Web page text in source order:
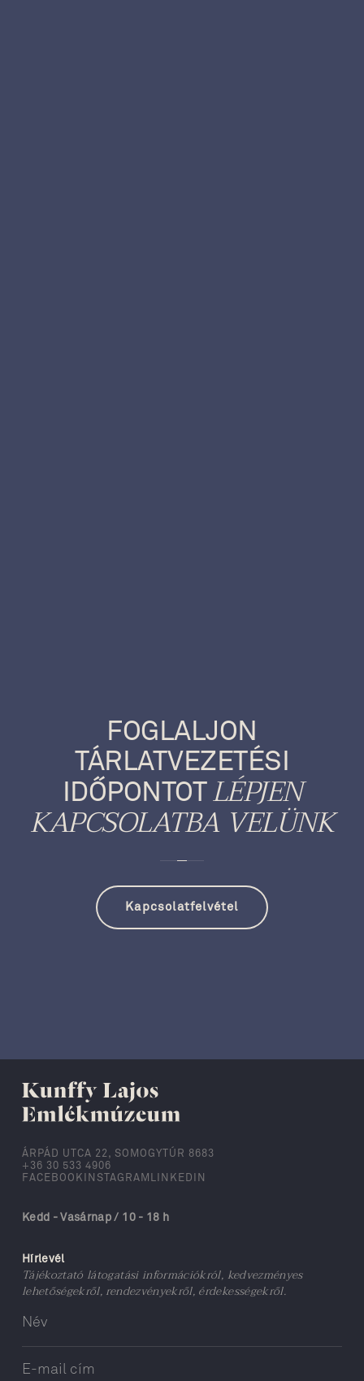
FOGLALJON
TÁRLATVEZETÉSI
IDŐPONTOT LÉPJEN
KAPCSOLATBA VELÜNK
Kapcsolatfelvétel
Kedd - Vasárnap / 10 - 18 h
ÁRPÁD UTCA 22, SOMOGYTÚR 8683
+36 30 533 4906
FACEBOOK
INSTAGRAM LINKEDIN
Hírlevél
Tájékoztató látogatási információkról, kedvezményes
lehetőségekről, rendezvényekről, érdekességekről.